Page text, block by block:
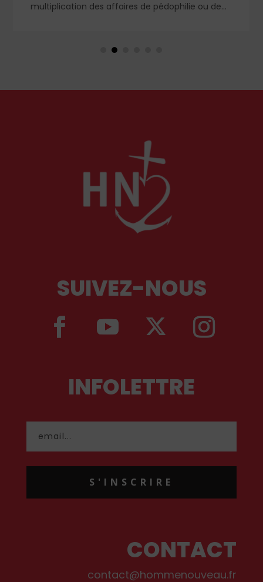
multiplication des affaires de pédophilie ou de
mais qu’il aura fallu le courage de notre époque
l’ordre et de l’autorité judiciaire pour fustiger
SUIVEZ-NOUS
INFOLETTRE
S'INSCRIRE
CONTACT
contact@hommenouveau.fr